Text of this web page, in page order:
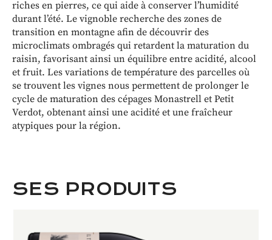
riches en pierres, ce qui aide à conserver l’humidité
durant l’été. Le vignoble recherche des zones de
transition en montagne afin de découvrir des
microclimats ombragés qui retardent la maturation du
raisin, favorisant ainsi un équilibre entre acidité, alcool
et fruit. Les variations de température des parcelles où
se trouvent les vignes nous permettent de prolonger le
cycle de maturation des cépages Monastrell et Petit
Verdot, obtenant ainsi une acidité et une fraîcheur
atypiques pour la région.
SES PRODUITS